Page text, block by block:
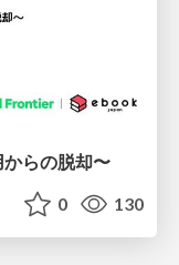
らの脱却〜
0 130